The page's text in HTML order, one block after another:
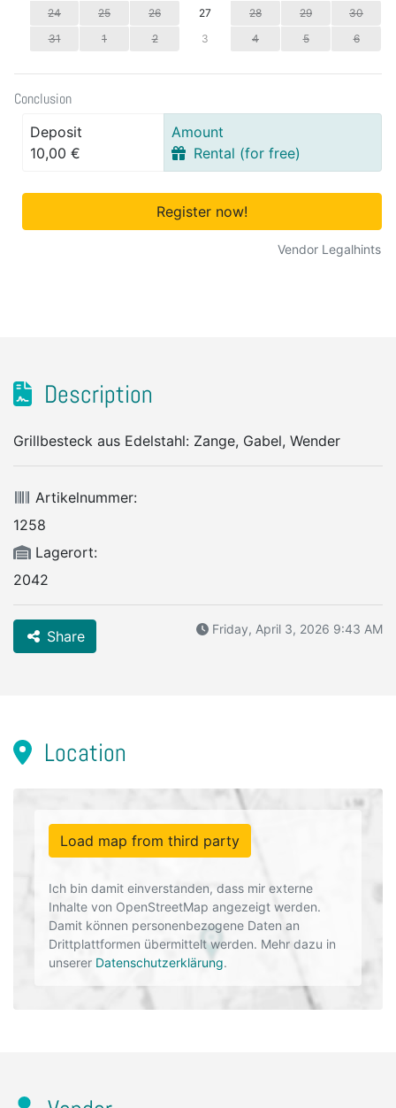
24
25 26 27 28 29
30
31
1 2 3 4 5 6
Conclusion
Deposit
10,00 €
Amount
Rental (for free)
Register now!
Vendor Legalhints
Description
Grillbesteck aus Edelstahl: Zange, Gabel, Wender
Artikelnummer:
1258
Lagerort:
2042
Share Friday, April 3, 2026 9:43 AM
Location
Load map from third party
Ich bin damit einverstanden, dass mir externe
Inhalte von OpenStreetMap angezeigt werden.
Damit können personenbezogene Daten an
Drittplattformen übermittelt werden. Mehr dazu in
unserer Datenschutzerklärung.